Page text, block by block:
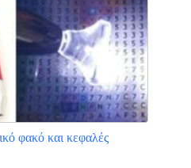
φακό και κεφαλές